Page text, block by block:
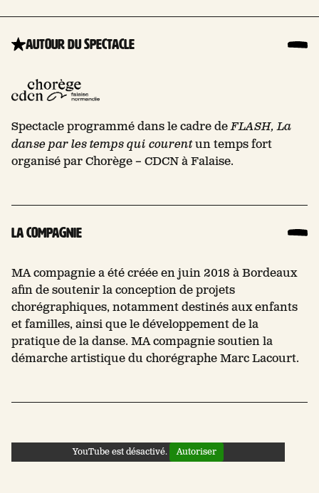
Autour du spectacle
Spectacle programmé dans le cadre deFLASH, La
danse par les temps qui courentun temps fort
organisé par Chorège – CDCN à Falaise.
La compagnie
MA compagnie a été créée en juin 2018 à Bordeaux
afin de soutenir la conception de projets
chorégraphiques, notamment destinés aux enfants
et familles, ainsi que le développement de la
pratique de la danse. MA compagnie soutien la
démarche artistique du chorégraphe Marc Lacourt.
YouTube est désactivé. Autoriser